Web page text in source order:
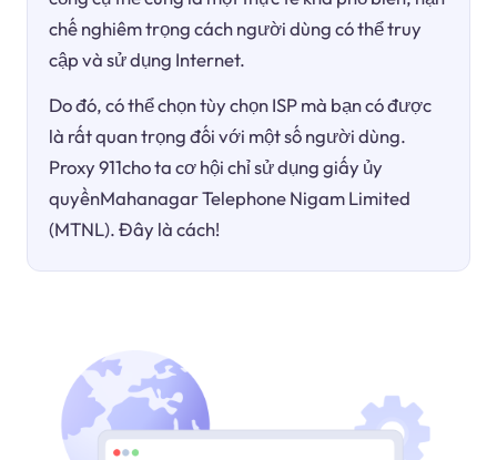
chế nghiêm trọng cách người dùng có thể truy
cập và sử dụng Internet.
Do đó, có thể chọn tùy chọn ISP mà bạn có được
là rất quan trọng đối với một số người dùng.
Proxy 911cho ta cơ hội chỉ sử dụng giấy ủy
quyềnMahanagar Telephone Nigam Limited
(MTNL). Đây là cách!